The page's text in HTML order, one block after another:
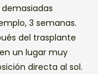
3 semanas.
del trasplante
un lugar muy
directa al sol.